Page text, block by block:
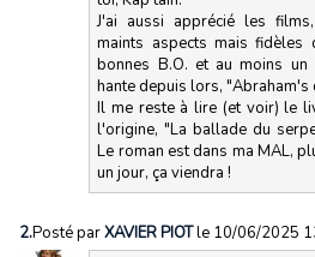
J'ai aussi apprécié les
maints aspects mais
bonnes B.O. et au moins un
hante depuis lors, "Abraham's
Il me reste à lire (et voir) le
l'origine, "La ballade du
Le roman est dans ma MAL,
un jour, ça viendra !
2.Posté parXAVIER PIOTle 10/06/2025